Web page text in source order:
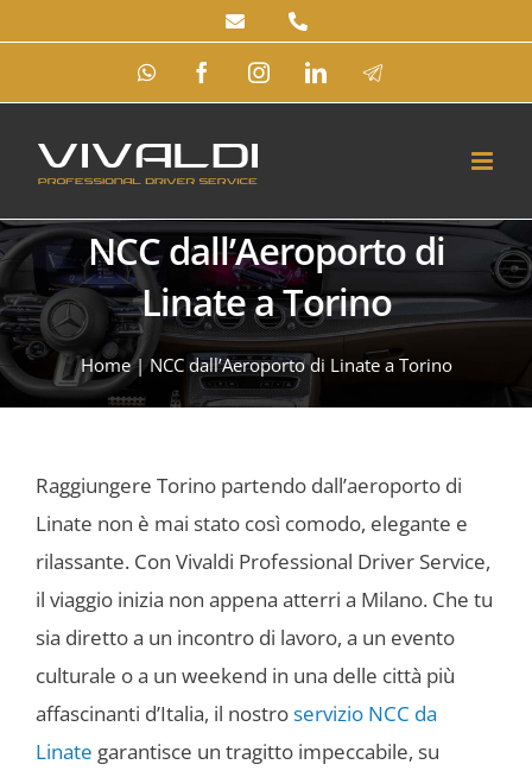
WhatsAppFacebookInstagramLinkedInTelegram
NCC dall’Aeroporto di
Linate a Torino
Home|NCC dall’Aeroporto di Linate a Torino
Raggiungere Torino partendo dall’aeroporto di
Linate non è mai stato così comodo, elegante e
rilassante. Con Vivaldi Professional Driver Service,
il viaggio inizia non appena atterri a Milano. Che tu
sia diretto a un incontro di lavoro, a un evento
culturale o a un weekend in una delle città più
affascinanti d’Italia, il nostroservizio NCC da
Linate garantisce un tragitto impeccabile, su